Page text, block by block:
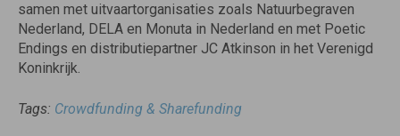
samen met uitvaartorganisaties zoals Natuurbegraven
Nederland, DELA en Monuta in Nederland en met Poetic
Endings en distributiepartner JC Atkinson in het Verenigd
Koninkrijk.
Tags: Crowdfunding & Sharefunding